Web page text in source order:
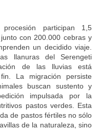
participan 1,5
con 200.000 cebras y
un decidido viaje.
llanuras del Serengeti
de las lluvias está
La migración persiste
buscan sustento y
impulsada por la
pastos verdes. Esta
de pastos fértiles no sólo
de la naturaleza, sino